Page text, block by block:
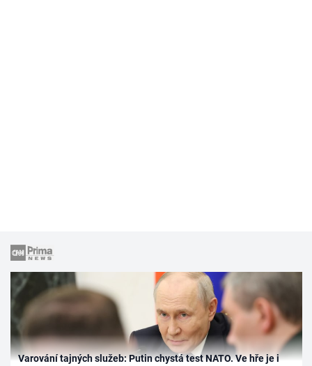
Varování tajných služeb: Putin chystá test NATO. Ve hře je i